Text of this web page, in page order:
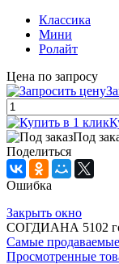
Классика
Мини
Ролайт
Цена по запросу
Под
Поделиться
Ошибка
Закрыть окно
СОГДИАНА 5102
Самые
Просмотренные